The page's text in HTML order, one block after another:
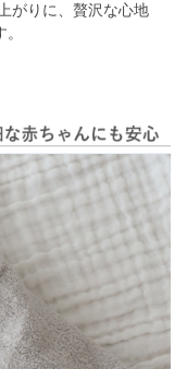
がりに、贅沢な心地